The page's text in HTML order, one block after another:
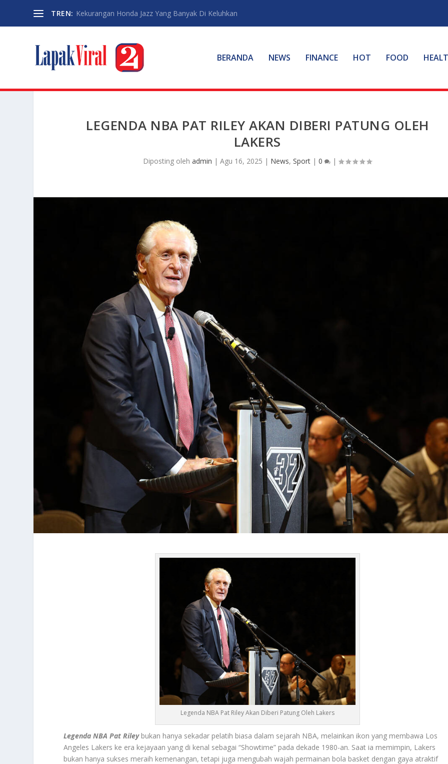
TREN: Kekurangan Honda Jazz Yang Banyak Di Keluhkan
BERANDA NEWS FINANCE HOT FOOD
LEGENDA NBA PAT RILEY AKAN DIBERI PATUNG OLEH
LAKERS
Diposting olehadmin |Agu 16, 2025 | News,Sport |0 |
Legenda NBA Pat Riley Akan Diberi Patung Oleh Lakers
Legenda NBA Pat Rileybukan hanya sekadar pelatih biasa dalam sejarah NBA, melainkan ikon yang membawa Los
Angeles Lakers ke era kejayaan yang di kenal sebagai “Showtime” pada dekade 1980-an. Saat ia memimpin, Lakers
bukan hanya sukses meraih kemenangan, tetapi juga mengubah wajah permainan bola basket dengan gaya atraktif